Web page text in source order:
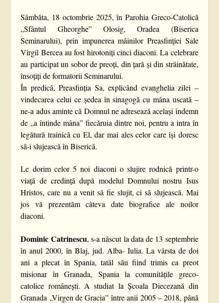
Sâmbăta, 18 octombrie 2025, în Parohia Greco-Catolică
„Sfântul Gheorghe” Olosig, Oradea (Biserica
Seminarului), prin impunerea mâinilor Preasfinției Sale
Virgil Bercea au fost hirotoniți cinci diaconi. La celebrare
au participat un sobor de preoți, din țară și din străinătate,
însoțiți de formatorii Seminarului.
În predică, Preasfinția Sa, explicând evanghelia zilei –
vindecarea celui ce ședea în sinagogă cu mâna uscată –
ne-a adus aminte că Domnul ne adresează același îndemn
de „a întinde mâna” fiecăruia dintre noi, pentru a intra în
legătură trainică cu El, dar mai ales celor care își doresc
să-i slujească în Biserică.
Le dorim celor 5 noi diaconi o slujire rodnică printr-o
viață de credință după modelul Domnului nostru Isus
Hristos, care nu a venit să fie slujit, ci să slujească. Mai
jos vă prezentăm câteva date biografice ale noilor
diaconi.
Dominic Catrinescu, s-a născut la data de 13 septembrie
în anul 2000, în Blaj, jud. Alba- Iulia. La vârsta de doi
ani a plecat în Spania, tatăl său fiind trimis ca preot
misionar în Granada, Spania la comunitățile greco-
catolice românești. A studiat la Școala Diecezană din
Granada „Virgen de Gracia” între anii 2005 – 2018, până